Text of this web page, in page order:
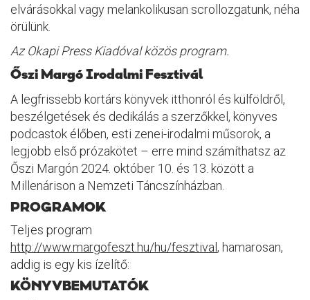
elvárásokkal vagy melankolikusan scrollozgatunk, néha
örülünk.
Az Okapi Press Kiadóval közös program.
Őszi Margó Irodalmi Fesztivál
A legfrissebb kortárs könyvek itthonról és külföldről,
beszélgetések és dedikálás a szerzőkkel, könyves
podcastok élőben, esti zenei-irodalmi műsorok, a
legjobb első prózakötet – erre mind számíthatsz az
Őszi Margón 2024. október 10. és 13. között a
Millenárison a Nemzeti Táncszínházban.
PROGRAMOK
Teljes program
http://www.margofeszt.hu/hu/fesztival, hamarosan,
addig is egy kis ízelítő:
KÖNYVBEMUTATÓK